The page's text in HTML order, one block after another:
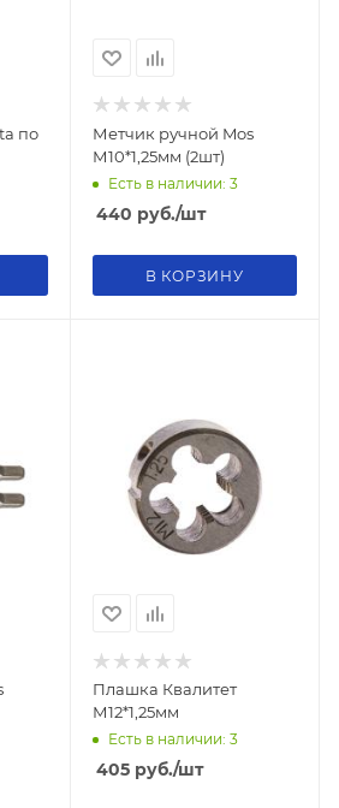
по
Метчик ручной Mos
М10*1,25мм (2шт)
Есть в наличии: 3
440 руб./шт
В КОРЗИНУ
Плашка Квалитет
М12*1,25мм
Есть в наличии: 3
405руб./шт